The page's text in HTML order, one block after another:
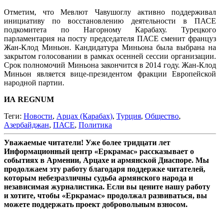
Отметим, что Мевлют Чавушоглу активно поддерживал
инициативу по восстановлению деятельности в ПАСЕ
подкомитета по Нагорному Карабаху. Турецкого
парламентария на посту председателя ПАСЕ сменит француз
Жан-Клод Миньон. Кандидатура Миньона была выбрана на
закрытом голосовании в рамках осенней сессии организации.
Срок полномочий Миньона закончится в 2014 году. Жан-Клод
Миньон является вице-президентом фракции Европейской
народной партии.
ИА REGNUM
Теги: Новости, Арцах (Карабах), Турция, Общество,
Азербайджан, ПАСЕ, Политика
Уважаемые читатели! Уже более тридцати лет
Информационный центр «Еркрамас» рассказывает о
событиях в Армении, Арцахе и армянской Диаспоре. Мы
продолжаем эту работу благодаря поддержке читателей,
которым небезразличны судьба армянского народа и
независимая журналистика. Если вы цените нашу работу
и хотите, чтобы «Еркрамас» продолжал развиваться, вы
можете поддержать проект добровольным взносом.